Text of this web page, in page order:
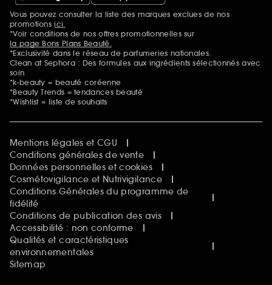
Mentions additionnelles
Vous pouvez consulter la liste des marques exclues de nos
promotionsici.
*Voir conditions de nos offres promotionnelles sur
la page Bons Plans Beauté.
*Exclusivité dans le réseau de parfumeries nationales.
Clean at Sephora : Des formules aux ingrédients sélectionnés avec
soin
*k-beauty = beauté coréenne
*Beauty Trends = tendances beauté
*Wishlist = liste de souhaits
Mentions légales et CGU
Conditions générales de vente
Données personnelles et cookies
Cosmétovigilance et Nutrivigilance
Conditions Générales du programme de
fidélité
Conditions de publication des avis
Accessibilité : non conforme
Qualités et caractéristiques
environnementales
Sitemap